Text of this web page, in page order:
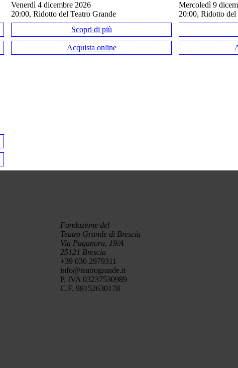
venerdì 4 dicembre 2026
20:00, Ridotto del Teatro Grande
Scopri di più
Acquista online
mercoledì 9
20:00, Ridotto del
Fondazione del
Teatro Grande di Brescia
Via Paganora, 19/A
25121 Brescia
+39 030 2979311
info@teatrogrande.it
P. IVA 03237530989
C.F. 98152630178